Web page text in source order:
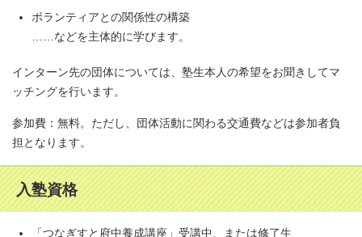
ボランティアとの関係性の構築
……などを主体的に学びます。
インターン先の団体については、塾生本人の希望をお聞きしてマ
ッチングを行います。
参加費：無料。ただし、団体活動に関わる交通費などは参加者負
担となります。
入塾資格
「つなぎすと府中養成講座」受講中、または修了生